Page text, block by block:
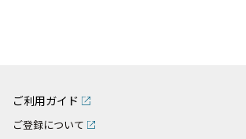
ご利用ガイド
ご登録について